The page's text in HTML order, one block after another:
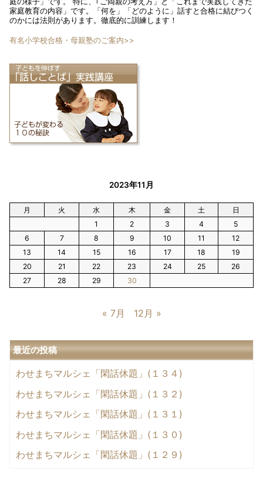
家庭教育の内容」です。「何を」「どのように」話すと合格に結びつく
のかには法則があります。徹底的に訓練します！
有名小学校合格・母親塾のご案内>>
2023年11月
月 火 水 木 金 土
日
1
2 3 4
5
6
7 8 9 10 11
12
13
14 15 16 17 18
19
20
21 22 23 24 25
26
27
28 29 30
« 7月 12月 »
最近の投稿
わせまちマルシェ「閑話休題」(１３４)
わせまちマルシェ「閑話休題」(１３２)
わせまちマルシェ「閑話休題」(１３１)
わせまちマルシェ「閑話休題」(１３０)
わせまちマルシェ「閑話休題」(１２９)